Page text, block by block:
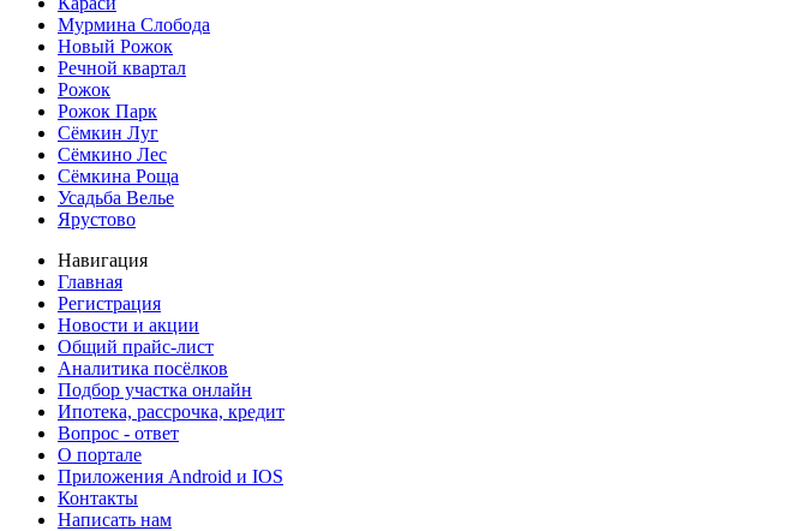
Мурмина Слобода
Новый Рожок
Речной квартал
Рожок
Рожок Парк
Сёмкин Луг
Сёмкино Лес
Сёмкина Роща
Усадьба Велье
Ярустово
Навигация
Главная
Регистрация
Новости и акции
Общий прайс-лист
Аналитика посёлков
Подбор участка онлайн
Ипотека, рассрочка, кредит
Вопрос - ответ
О портале
Приложения Android и IOS
Контакты
Написать нам